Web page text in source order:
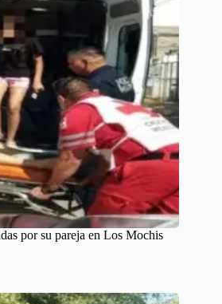
por su pareja en Los Mochis